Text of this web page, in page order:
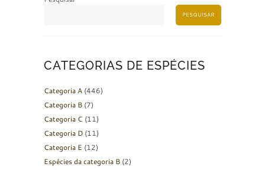
PESQUISAR
CATEGORIAS DE ESPÉCIES
Categoria A (446)
Categoria B (7)
Categoria C (11)
Categoria D (11)
Categoria E (12)
Espécies da categoria B (2)